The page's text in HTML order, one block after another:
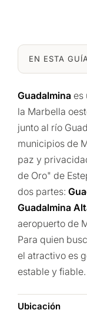
EN ESTA GUÍA
Guadalmina es
la Marbella
junto al río
municipios de
paz y
de Oro" de
dos partes:
Guadalmina
aeropuerto de
Para quien
el atractivo es
estable y fiable.
Ubicación